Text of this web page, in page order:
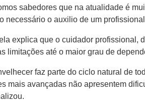
sabedores que na atualidade é
necessário o auxilio de um
explica que o cuidador profissional,
limitações até o maior grau de
faz parte do ciclo natural de
mais avançadas não apresentem